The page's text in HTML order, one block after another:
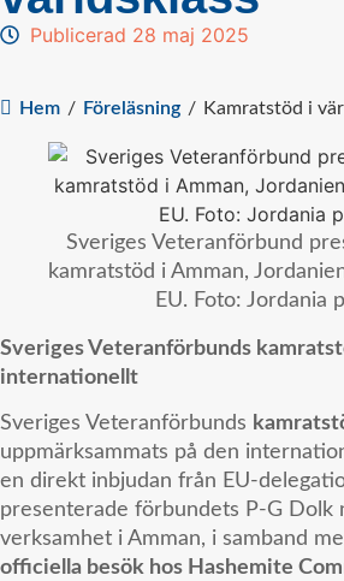
Publicerad 28 maj 2025
Hem / Föreläsning / Kamratstöd i
Sveriges Veteranförbund
kamratstöd i Amman,
EU. Foto: Jordania
Sveriges Veteranförbunds
internationellt
Sveriges Veteranförbunds
uppmärksammats på den
en direkt inbjudan från EU-
presenterade förbundets P-G Dolk
verksamhet i Amman, i samband
officiella besök hos Hashemite